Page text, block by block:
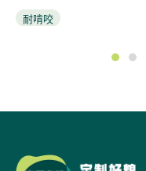
耐啃咬
1 2